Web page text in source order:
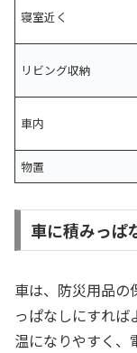
寝室近く
リビング収納
車内
物置
車に積みっぱ
車は、防災用品の
っぱなしにすれ
温になりやすく、